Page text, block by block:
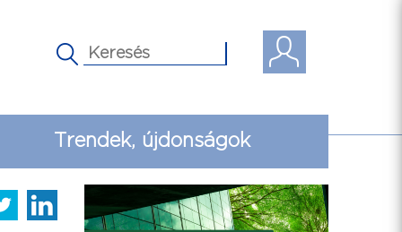
Trendek, újdonságok